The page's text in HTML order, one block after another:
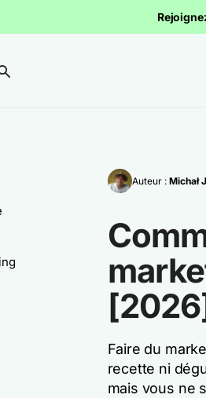
Auteur : Michał
Faire du
recette ni
mais vous ne